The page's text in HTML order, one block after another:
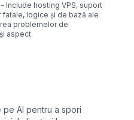
Include hosting VPS, suport
logice și de bază ale
problemelor de
aspect.
pe AI pentru a spori